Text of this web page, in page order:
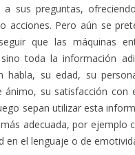
a sus preguntas,
acciones. Pero aún se
que las máquinas
sino toda la información
habla, su edad, su
ánimo, su satisfacción con
sepan utilizar esta
adecuada, por ejemplo
en el lenguaje o de